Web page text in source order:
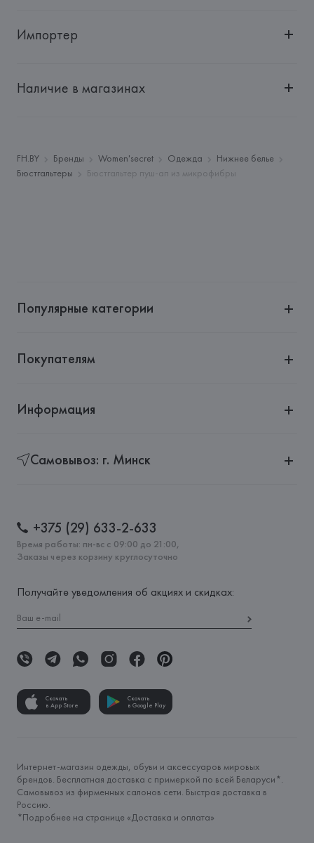
Импортер
"БелВиринея"
Адрес:
ИСПАНИЯ, EUROFIEL CONFECCION S.A., AVDA
LLANO CASTELLANO, NUM. 51 28034 MADRID,
Наличие в магазинах
FH.BY Бренды Women'secret Одежда
Нижнее белье
Бюстгальтеры
Бюстгальтер пуш-ап из микрофибры
Популярные категории
Покупателям
Информация
Самовывоз: г. Минск
+375 (29) 633-2-633
Время работы: пн-вс с 09:00 до 21:00,
Заказы через корзину круглосуточно
Получайте уведомления об акциях и скидках:
Скачать
в App Store
Скачать
в Google Play
Интернет-магазин одежды, обуви и аксессуаров мировых
брендов. Бесплатная доставка с примеркой по всей Беларуси*.
Самовывоз из фирменных салонов сети. Быстрая доставка в
Россию.
*Подробнее на странице «Доставка и оплата»